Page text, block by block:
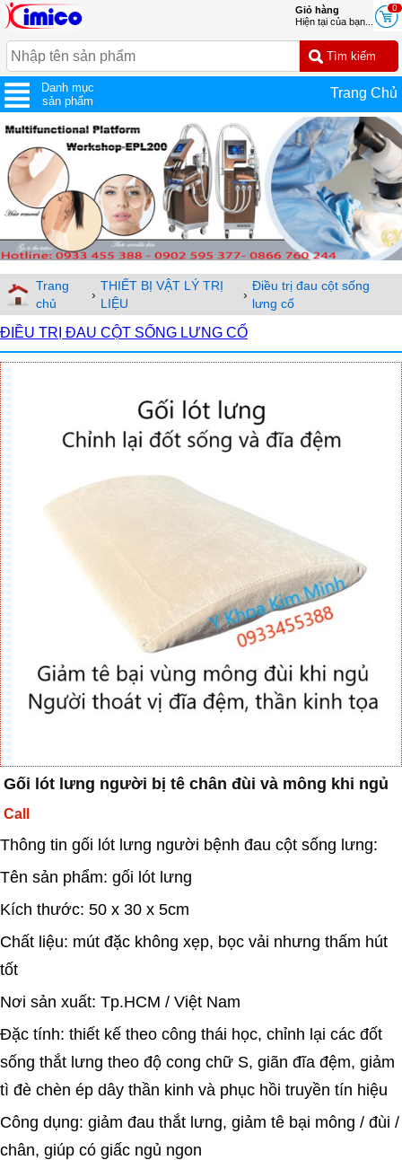
0
Giỏ hàng
Hiện tại của bạn...
Danh mục
sản phẩm
Trang Chủ
Trang
chủ
›
THIẾT BỊ VẬT LÝ TRỊ
LIỆU
›
Điều trị đau cột sống
lưng cổ
ĐIỀU TRỊ ĐAU CỘT SỐNG LƯNG CỔ
Gối lót lưng người bị tê chân đùi và mông khi ngủ
Call
Thông tin gối lót lưng người bệnh đau cột sống lưng:
Tên sản phẩm: gối lót lưng
Kích thước: 50 x 30 x 5cm
Chất liệu: mút đặc không xẹp, bọc vải nhưng thấm hút
tốt
Nơi sản xuất: Tp.HCM / Việt Nam
Đặc tính: thiết kế theo công thái học, chỉnh lại các đốt
sống thắt lưng theo độ cong chữ S, giãn đĩa đệm, giảm
tì đè chèn ép dây thần kinh và phục hồi truyền tín hiệu
Công dụng: giảm đau thắt lưng, giảm tê bại mông / đùi /
chân, giúp có giấc ngủ ngon